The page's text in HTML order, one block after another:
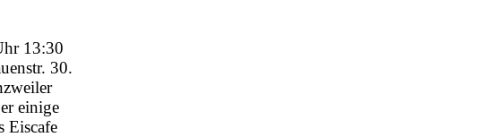
13:30
30.
einige
Eiscafe